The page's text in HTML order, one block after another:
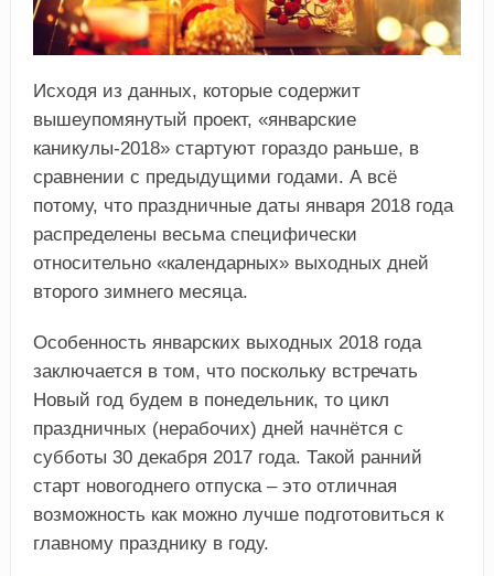
Исходя из данных, которые содержит
вышеупомянутый проект, «январские
каникулы-2018» стартуют гораздо раньше, в
сравнении с предыдущими годами. А всё
потому, что праздничные даты января 2018 года
распределены весьма специфически
относительно «календарных» выходных дней
второго зимнего месяца.
Особенность январских выходных 2018 года
заключается в том, что поскольку встречать
Новый год будем в понедельник, то цикл
праздничных (нерабочих) дней начнётся с
субботы 30 декабря 2017 года. Такой ранний
старт новогоднего отпуска – это отличная
возможность как можно лучше подготовиться к
главному празднику в году.